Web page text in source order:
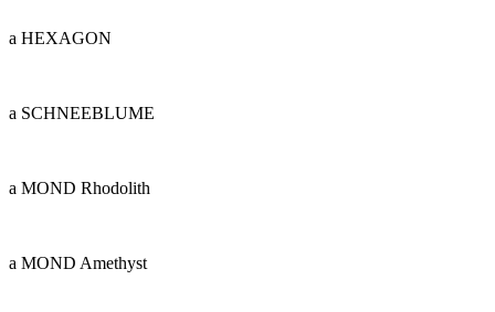
a HEXAGON
a SCHNEEBLUME
a MOND Rhodolith
a MOND Amethyst